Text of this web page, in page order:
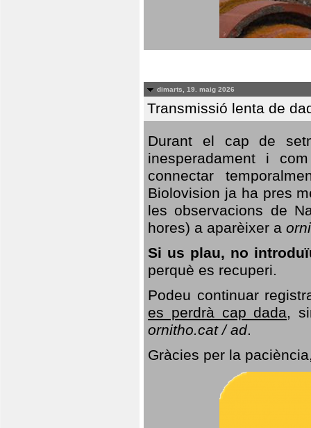
dimarts, 19. maig 2026
Transmissió lenta de
Durant el cap de
inesperadament i
connectar
Biolovision ja ha pres
les observacions de
hores) a aparèixer a
Si us plau, no
perquè es recuperi.
Podeu continuar
es perdrà cap dada,
ornitho.cat / ad.
Gràcies per la